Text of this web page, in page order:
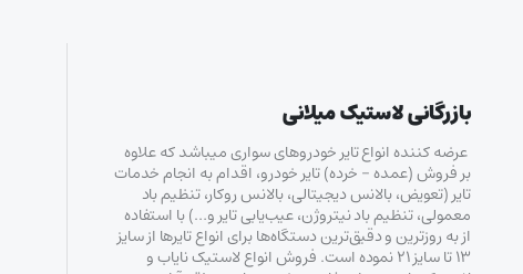
بازرگانی لاستیک میلانی
عرضه کننده انواع تایر خودروهای سواری میباشد که علاوه
بر فروش (عمده – خرده‌) تایر خودرو، اقدام به انجام خدمات
تایر (تعویض، بالانس دیجیتالی، بالانس روکار، تنظیم باد
معمولی، تنظیم باد نیتروژن، عیب‌یابی تایر و…) با استفاده
از به روزترین و دقیق‌ترین دستگاه‌ها برای انواع تایرها از سایز
۱۳ تا سایز ۲۱ نموده است. فروش انواع لاستیک‌ نایاب و